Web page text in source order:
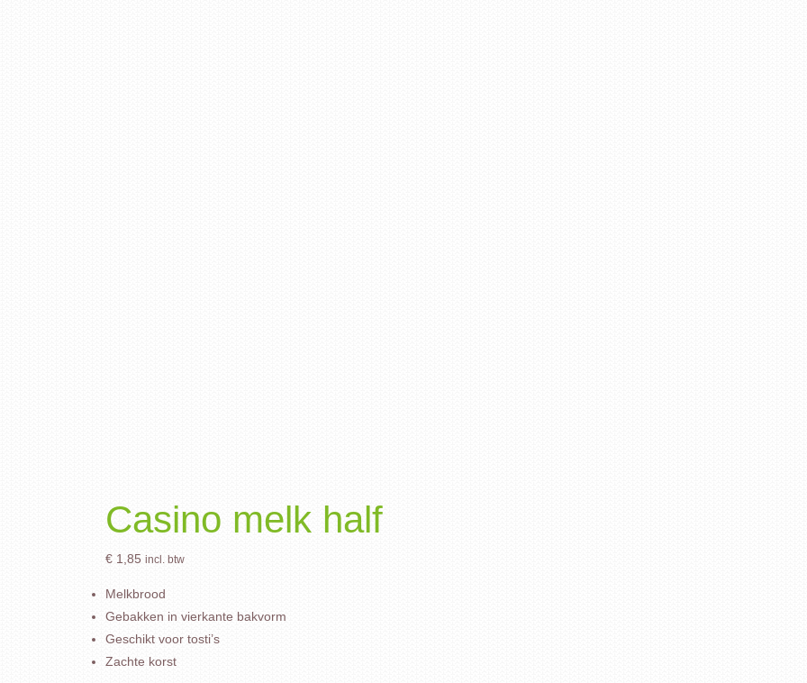
Casino melk half
€ 1,85 incl. btw
Melkbrood
Gebakken in vierkante bakvorm
Geschikt voor tosti’s
Zachte korst